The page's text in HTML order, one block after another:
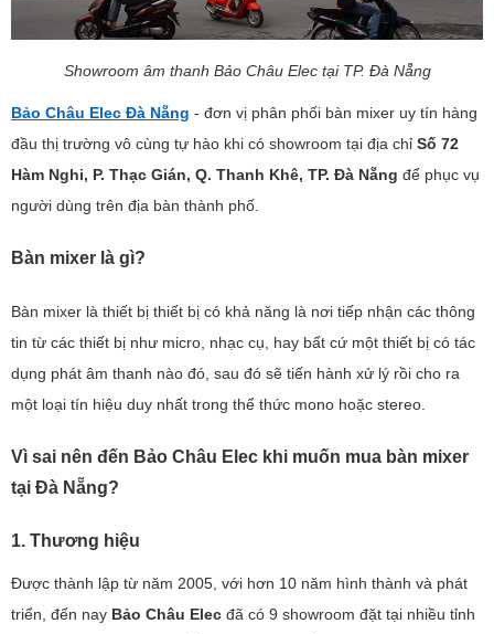
Showroom âm thanh Bảo Châu Elec tại TP. Đà Nẵng
Bảo Châu Elec Đà Nẵng - đơn vị phân phối bàn mixer uy tín hàng
đầu thị trường vô cùng tự hào khi có showroom tại địa chỉ Số 72
Hàm Nghi, P. Thạc Gián, Q. Thanh Khê, TP. Đà Nẵng để phục vụ
người dùng trên địa bàn thành phố.
Bàn mixer là gì?
Bàn mixer là thiết bị thiết bị có khả năng là nơi tiếp nhận các thông
tin từ các thiết bị như micro, nhạc cụ, hay bất cứ một thiết bị có tác
dụng phát âm thanh nào đó, sau đó sẽ tiến hành xử lý rồi cho ra
một loại tín hiệu duy nhất trong thể thức mono hoặc stereo.
Vì sai nên đến Bảo Châu Elec khi muốn mua bàn mixer
tại Đà Nẵng?
1. Thương hiệu
Được thành lập từ năm 2005, với hơn 10 năm hình thành và phát
triển, đến nay Bảo Châu Elec đã có 9 showroom đặt tại nhiều tỉnh